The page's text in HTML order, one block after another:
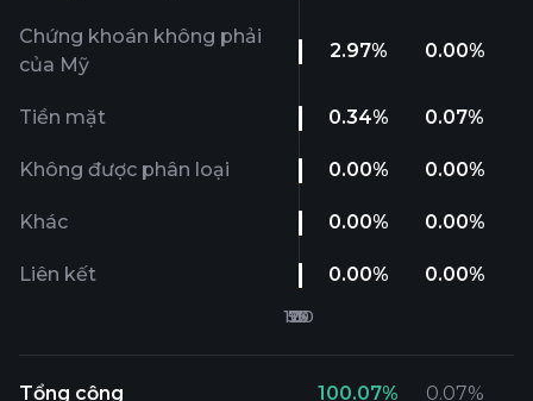
Chứng khoán không phải
của Mỹ
2.97% 0.00%
Tiền mặt 0.34% 0.07%
Không được phân loại 0.00% 0.00%
Khác 0.00% 0.00%
Liên kết 0.00% 0.00%
Tổng cộng 100.07% 0.07%